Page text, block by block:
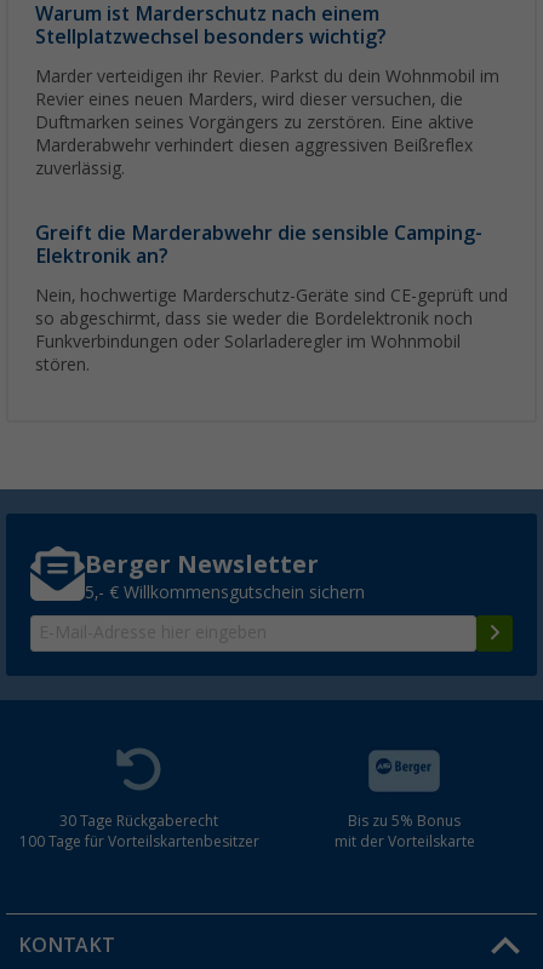
Warum ist Marderschutz nach einem
Stellplatzwechsel besonders wichtig?
Marder verteidigen ihr Revier. Parkst du dein Wohnmobil im
Revier eines neuen Marders, wird dieser versuchen, die
Duftmarken seines Vorgängers zu zerstören. Eine aktive
Marderabwehr verhindert diesen aggressiven Beißreflex
zuverlässig.
Greift die Marderabwehr die sensible Camping-
Elektronik an?
Nein, hochwertige Marderschutz-Geräte sind CE-geprüft und
so abgeschirmt, dass sie weder die Bordelektronik noch
Funkverbindungen oder Solarladeregler im Wohnmobil
stören.
Berger Newsletter
5,- € Willkommensgutschein sichern
30 Tage Rückgaberecht
100 Tage für Vorteilskartenbesitzer
Bis zu 5% Bonus
mit der Vorteilskarte
KONTAKT